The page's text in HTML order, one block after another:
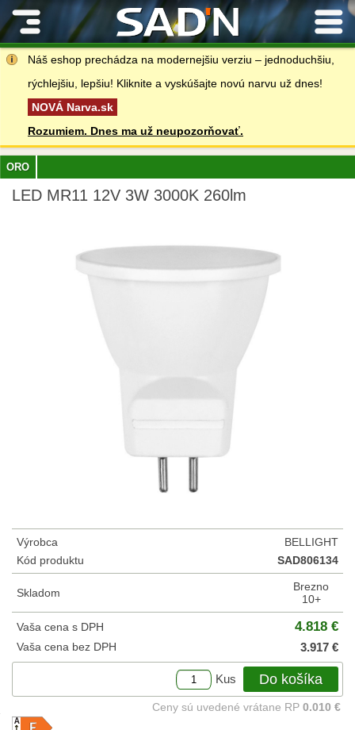
Náš eshop prechádza na modernejšiu verziu – jednoduchšiu,
rýchlejšiu, lepšiu! Kliknite a vyskúšajte novú narvu už dnes!
NOVÁ Narva.sk
Rozumiem. Dnes ma už neupozorňovať.
Kontakty
ORO
LED MR11 12V 3W 3000K 260lm
Výrobca
BELLIGHT
Kód produktu
SAD806134
Skladom
Brezno
10+
Vaša cena s DPH 4.818 €
Vaša cena bez DPH 3.917 €
Kus Do košíka
Ceny sú uvedené vrátane RP 0.010 €